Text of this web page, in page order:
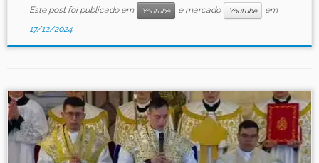
Este post foi publicado em Youtube e marcado Youtube
em
17/12/2024